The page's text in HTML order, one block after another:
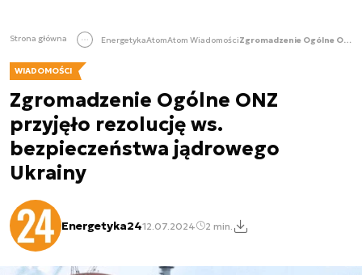
Strona główna EnergetykaAtomAtom Wiadomości Zgromadzenie Ogólne ONZ przyjęło rezolucję ws. bezpieczeństwa jądrowego Ukrainy
WIADOMOŚCI
Zgromadzenie Ogólne ONZ
przyjęło rezolucję ws.
bezpieczeństwa jądrowego
Ukrainy
Energetyka2412.07.2024 2 min.